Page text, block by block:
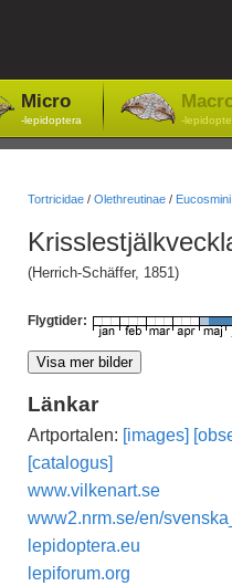
Micro
-lepidoptera -
Tortricidae/ Olethreutinae/ Eucosmini
(Herrich-Schäffer, 1851)
Flygtider:
Länkar
Artportalen: [images]
[catalogus]
www.vilkenart.se
www2.nrm.se/en/
lepidoptera.eu
lepiforum.org